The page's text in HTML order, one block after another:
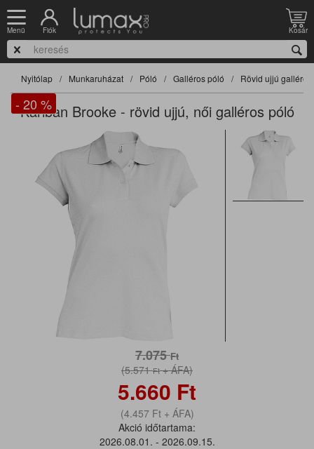
Menü Fiók Kosár
Nyitólap Munkaruházat Póló Galléros póló Rövid ujjú
Kariban Brooke - rövid ujjú, női galléros póló
- 20 %
7.075Ft
(5.571Ft+ ÁFA)
5.660 Ft
(4.457 Ft+ ÁFA)
Akció időtartama:
2026.08.01. - 2026.09.15.